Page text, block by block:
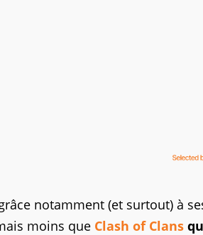
notamment (et surtout) à
moins que Clash of Clans